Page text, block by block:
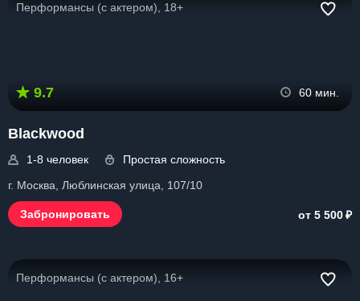
Перформансы (с актером), 18+
9.7 60 мин.
Blackwood
1-8 человек
Простая сложность
г. Москва, Люблинская улица, 107/10
Забронировать от 5 500₽
Перформансы (с актером), 16+